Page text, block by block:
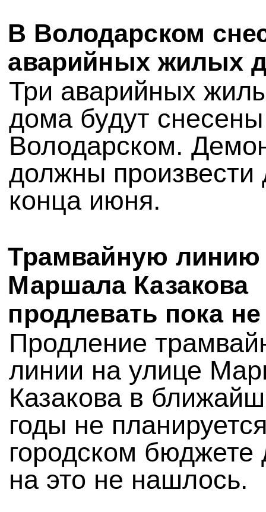
В Володарском
аварийных жилых
Три аварийных
дома будут
Володарском.
должны произвести
конца июня.
Трамвайную линию
Маршала Казакова
продлевать пока
Продление
линии на улице
Казакова в
годы не
городском бюджете
на это не нашлось.